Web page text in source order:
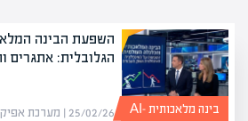
השפעת הבינה
הגלובלית: אתגרים
25/02/26 | מערכת אפיק בינה מלאכותית -AI